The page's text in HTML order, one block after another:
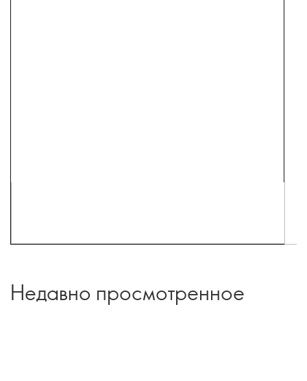
Недавно просмотренное